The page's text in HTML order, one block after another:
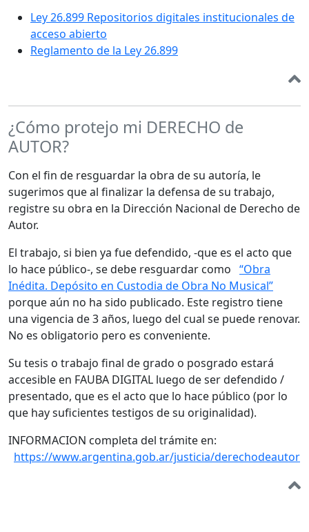
Ley 26.899 Repositorios digitales institucionales de
acceso abierto
Reglamento de la Ley 26.899
¿Cómo protejo mi DERECHO de
AUTOR?
Con el fin de resguardar la obra de su autoría, le
sugerimos que al finalizar la defensa de su trabajo,
registre su obra en la Dirección Nacional de Derecho de
Autor.
El trabajo, si bien ya fue defendido, -que es el acto que
lo hace público-, se debe resguardar como “Obra
Inédita. Depósito en Custodia de Obra No Musical”
porque aún no ha sido publicado. Este registro tiene
una vigencia de 3 años, luego del cual se puede renovar.
No es obligatorio pero es conveniente.
Su tesis o trabajo final de grado o posgrado estará
accesible en FAUBA DIGITAL luego de ser defendido /
presentado, que es el acto que lo hace público (por lo
que hay suficientes testigos de su originalidad).
INFORMACION completa del trámite en:
https://www.argentina.gob.ar/justicia/derechodeautor